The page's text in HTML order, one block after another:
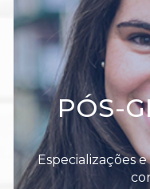
PÓS-
Especializações